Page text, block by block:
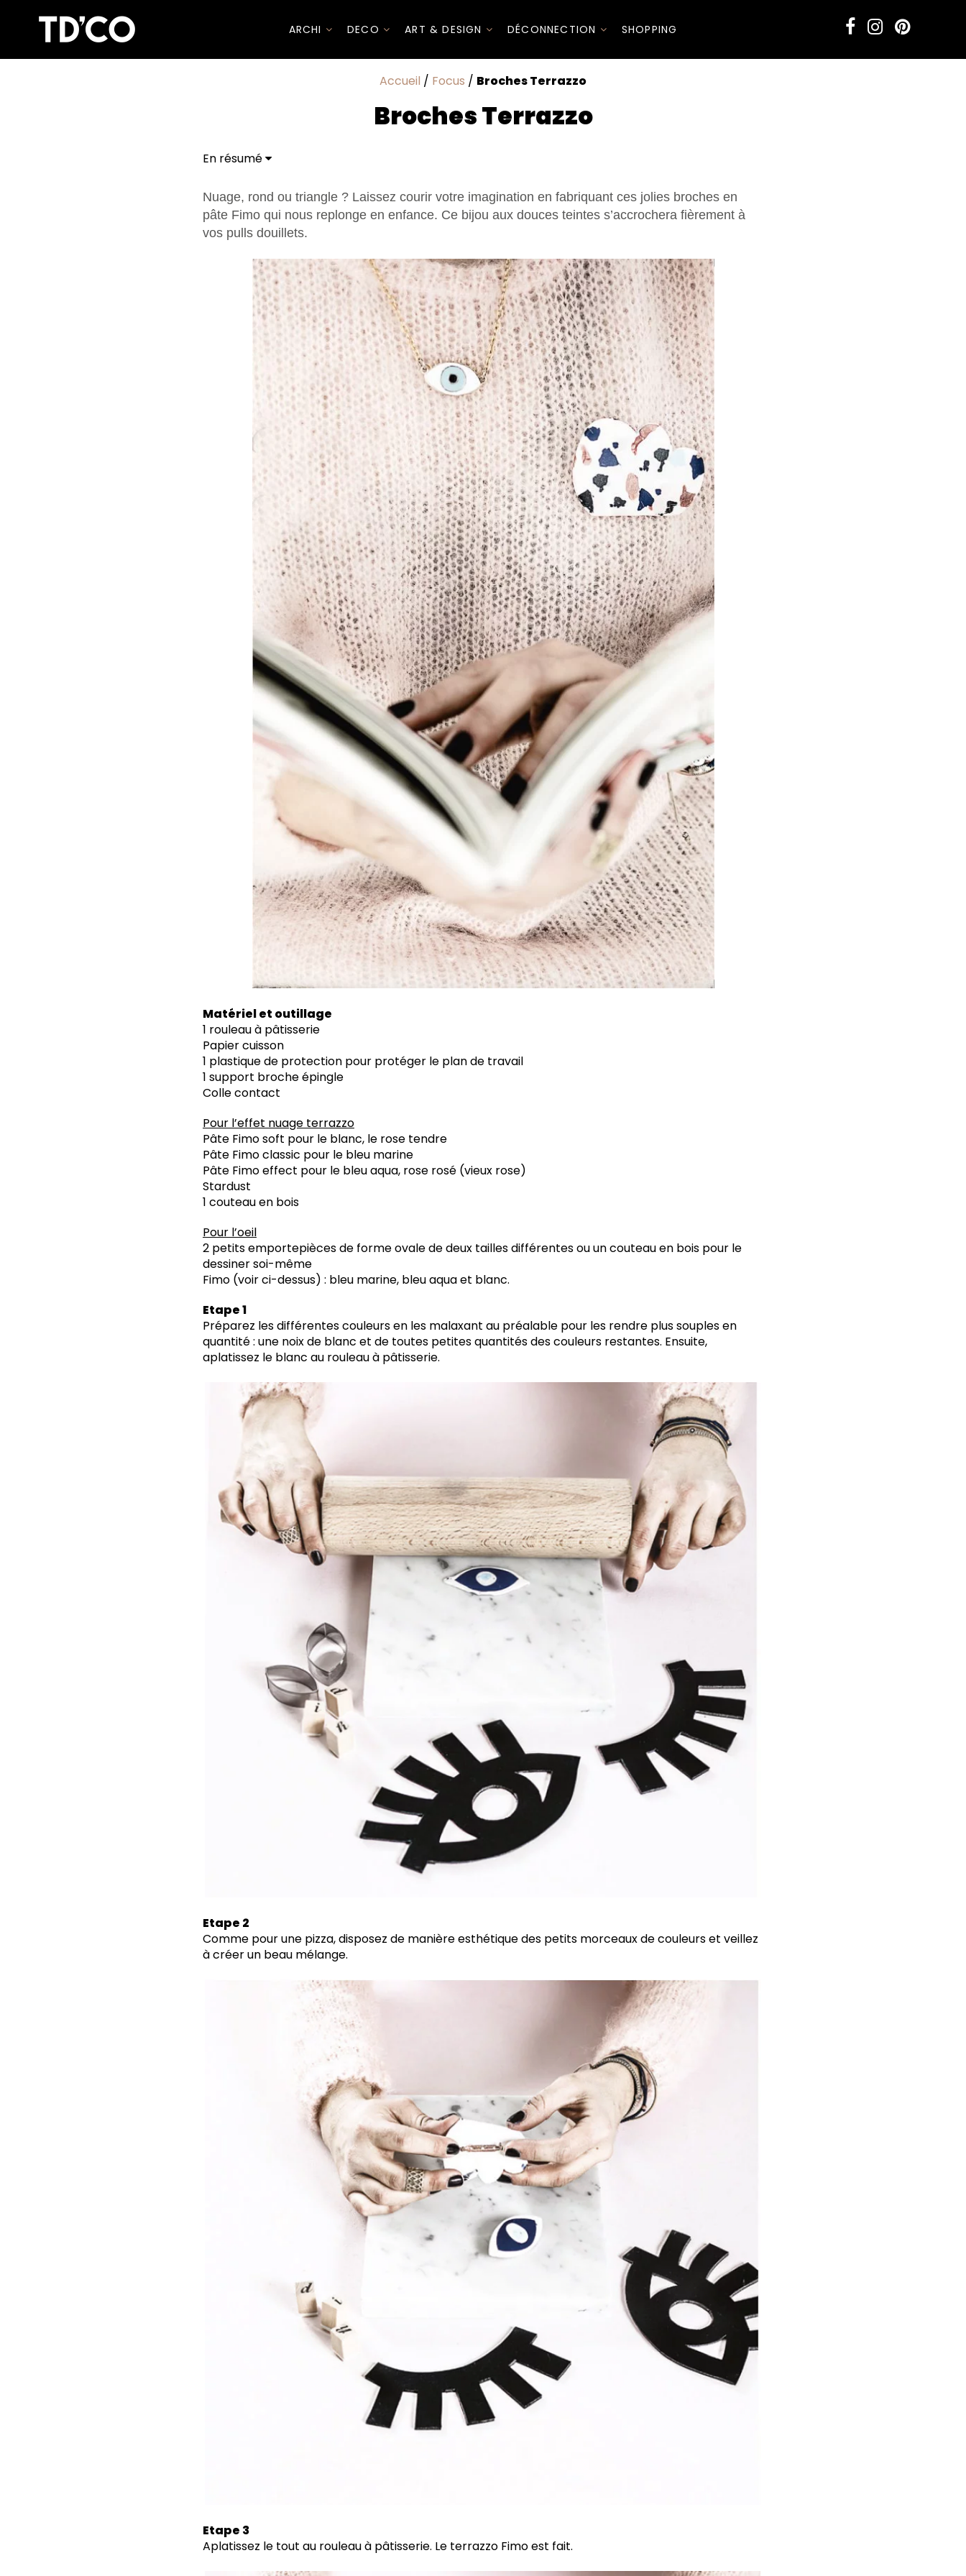
ARCHI DECO ART & DESIGN DÉCONNECTION SHOPPING
Accueil / Focus / Broches Terrazzo
Broches Terrazzo
En résumé
Nuage, rond ou triangle ? Laissez courir votre imagination en fabriquant ces jolies broches en
pâte Fimo qui nous replonge en enfance. Ce bijou aux douces teintes s’accrochera fièrement à
vos pulls douillets.
Matériel et outillage
1 rouleau à pâtisserie
Papier cuisson
1 plastique de protection pour protéger le plan de travail
1 support broche épingle
Colle contact
Pour l’effet nuage terrazzo
Pâte Fimo soft pour le blanc, le rose tendre
Pâte Fimo classic pour le bleu marine
Pâte Fimo effect pour le bleu aqua, rose rosé (vieux rose)
Stardust
1 couteau en bois
Pour l’oeil
2 petits emportepièces de forme ovale de deux tailles différentes ou un couteau en bois pour le
dessiner soi-même
Fimo (voir ci-dessus) : bleu marine, bleu aqua et blanc.
Etape 1
Préparez les différentes couleurs en les malaxant au préalable pour les rendre plus souples en
quantité : une noix de blanc et de toutes petites quantités des couleurs restantes. Ensuite,
aplatissez le blanc au rouleau à pâtisserie.
Etape 2
Comme pour une pizza, disposez de manière esthétique des petits morceaux de couleurs et veillez
à créer un beau mélange.
Etape 3
Aplatissez le tout au rouleau à pâtisserie. Le terrazzo Fimo est fait.